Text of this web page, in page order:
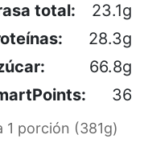
total:
23.1g
28.3g
66.8g
36
porción (381g)